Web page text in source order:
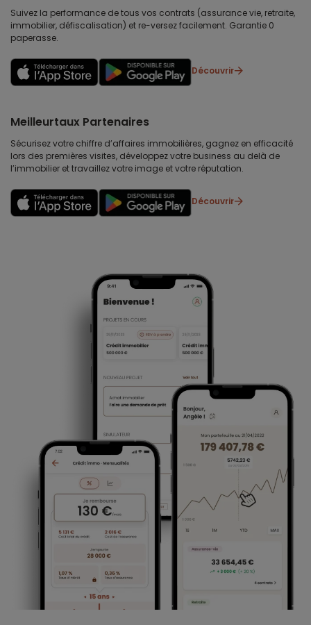
Suivez la performance de tous vos contrats (assurance vie, retraite,
immobilier, défiscalisation) et re-versez facilement. Garantie 0
paperasse.
Découvrir
Meilleurtaux Partenaires
Sécurisez votre chiffre d’affaires immobilières, gagnez en efficacité
lors des premières visites, développez votre business au delà de
l’immobilier et travaillez votre image et votre réputation.
Découvrir